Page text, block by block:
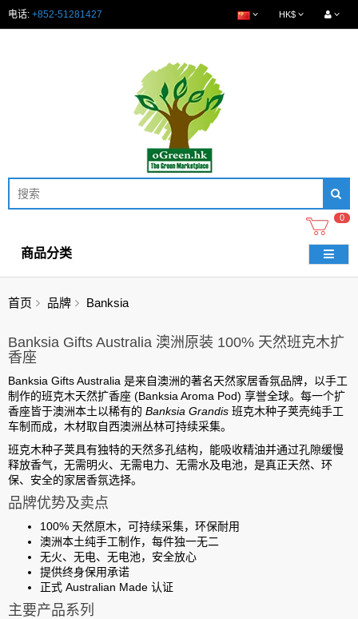
电话: +852-51281427 HK$
0
商品分类
首页 品牌 Banksia
Banksia Gifts Australia 澳洲原装 100% 天然班克木扩
香座
Banksia Gifts Australia 是来自澳洲的著名天然家居香氛品牌，以手工
制作的班克木天然扩香座 (Banksia Aroma Pod) 享誉全球。每一个扩
香座皆于澳洲本土以稀有的 Banksia Grandis 班克木种子荚壳纯手工
车制而成，木材取自西澳洲丛林可持续采集。
班克木种子荚具有独特的天然多孔结构，能吸收精油并通过孔隙缓慢
释放香气， 无需明火、无需电力、无需水及电池，是真正天然、环
保、安全的家居香氛选择。
品牌优势及卖点
100% 天然原木，可持续采集，环保耐用
澳洲本土纯手工制作，每件独一无二
无火、无电、无电池，安全放心
提供终身保用承诺
正式 Australian Made 认证
主要产品系列